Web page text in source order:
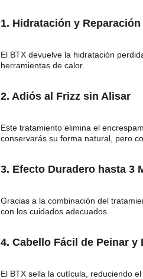
1. Hidratación y
El BTX devuelve la hidratación
herramientas de calor.
2. Adiós al Frizz sin Alisar
Este tratamiento elimina el
conservarás su forma natural, pero
3. Efecto Duradero hasta 3
Gracias a la combinación del
con los cuidados adecuados.
4. Cabello Fácil de Peinar y
El BTX sella la cutícula, reduciendo